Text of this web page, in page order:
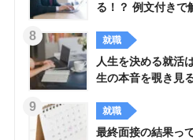
る！？ 例文付きで
就職
人生を決める就活
生の本音を覗き見
就職
最終面接の結果っ